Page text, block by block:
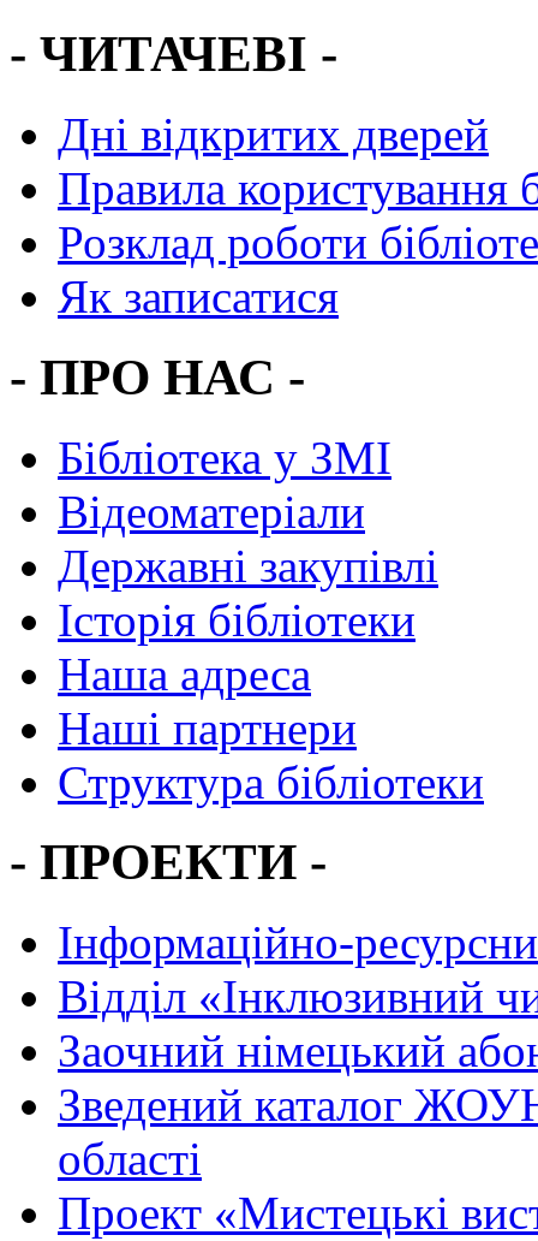
- ЧИТАЧЕВІ -
Дні відкритих дверей
Правила користування
Розклад роботи
Як записатися
- ПРО НАС -
Бібліотека у ЗМІ
Відеоматеріали
Державні закупівлі
Історія бібліотеки
Наша адреса
Наші партнери
Структура бібліотеки
- ПРОЕКТИ -
Інформаційно-
Вiддiл «Інклюзивний
Заочний німецький
Зведений каталог
області
Проект «Мистецькі